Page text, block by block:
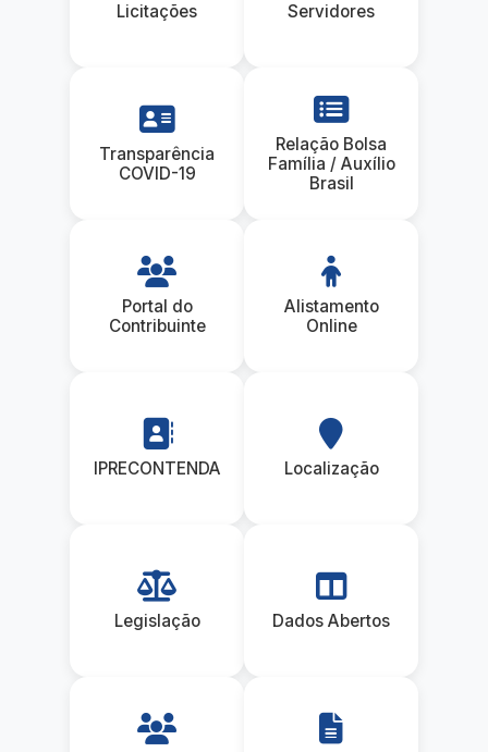
Licitações Servidores
Transparência
COVID-19
Relação Bolsa
Família / Auxílio
Brasil
Portal do
Contribuinte
Alistamento
Online
IPRECONTENDA Localização
Legislação Dados Abertos